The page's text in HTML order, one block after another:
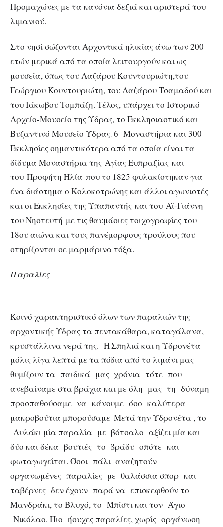
Προμαχώνες με τα κανόνια δεξιά και αριστερά του
λιμανιού.
Στο νησί σώζονται Αρχοντικά ηλικίας άνω των 200
ετών μερικά από τα οποία λειτουργούν και ως
μουσεία, όπως του Λαζάρου Κουντουριώτη,του
Γεώργιου Κουντουριώτη, του Λαζάρου Τσαμαδού και
του Ιάκωβου Τομπάζη. Τέλος, υπάρχει το Ιστορικό
Αρχείο-Μουσείο της Ύδρας, το Εκκλησιαστικό και
Βυζαντινό Μουσείο Ύδρας, 6 Μοναστήρια και 300
Εκκλησίες σημαντικότερα από τα οποία είναι τα
δίδυμα Μοναστήρια της Αγίας Ευπραξίας και
του Προφήτη Ηλία που το 1825 φυλακίστηκαν για
ένα διάστημα ο Κολοκοτρώνης και άλλοι αγωνιστές
και οι Εκκλησίες της Υπαπαντής και του Αϊ-Γιάννη
του Νηστευτή με τις θαυμάσιες τοιχογραφίες του
18ου αιώνα και τους πανέμορφους τρούλους που
στηρίζονται σε μαρμάρινα τόξα.
Παραλίες
Κοινό χαρακτηριστικό όλων των παραλιών της
αρχοντικής Ύδρας τα πεντακάθαρα, καταγάλανα,
κρυστάλλινα νερά της. Η Σπηλιά και η Υδρονέτα
μόλις λίγα λεπτά με τα πόδια από το λιμάνι μας
θυμίζουν τα παιδικά μας χρόνια τότε που
ανεβαίναμε στα βράχια και με όλη μας τη δύναμη
προσπαθούσαμε να κάνουμε όσο καλύτερα
μακροβούτια μπορούσαμε. Μετά την Υδρονέτα , το
Αυλάκι μία παραλία με βότσαλο αξίζει μία και
δύο και δέκα βουτιές το βράδυ οπότε και
φωταγωγείται. Όσοι πάλι αναζητούν
οργανωμένες παραλίες με θαλάσσια σπορ και
ταβέρνες δεν έχουν παρά να επισκεφθούν το
Μανδράκι, το Βλυχό, το Μπίστι και τον Άγιο
Νικόλαο. Πιο ήσυχες παραλίες, χωρίς οργάνωση